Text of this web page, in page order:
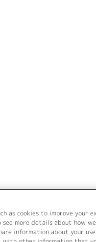
as cookies to improve your
see more details about how
information about your